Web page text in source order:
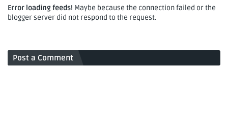
Error loading feeds! Maybe because the connection failed or the
blogger server did not respond to the request.
Post a Comment